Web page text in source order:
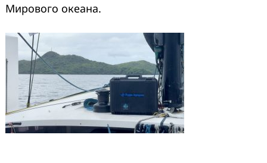
Мирового океана.